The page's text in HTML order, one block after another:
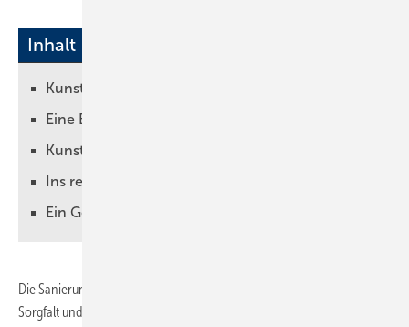
Inhalt
Kunst harmonisch ins Bad eingebunden
Eine Badewanne als Kunstwerk
Kunst und Komfort
Ins rechte Licht gerückt
Ein Gesamtkunstwerk
Die Sanierung eines historischen Bauwerks erfordert besondere
Sorgfalt und Rücksicht auf den Charakter des Gebäudes. Jörg